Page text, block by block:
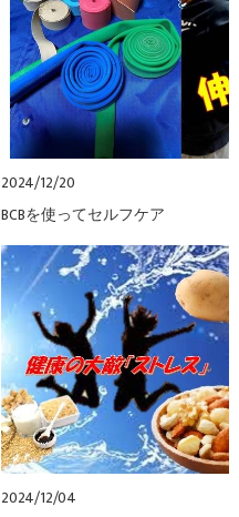
2024/12/20
BCBを使ってセルフケア
2024/12/04